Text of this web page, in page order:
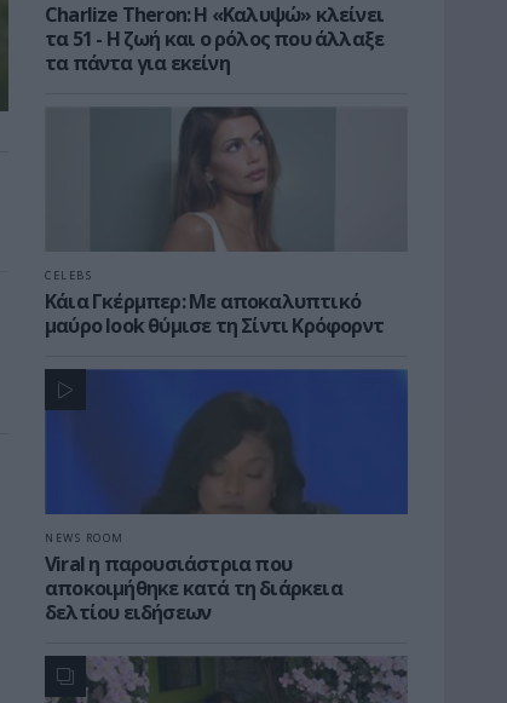
Charlize Theron: Η «Καλυψώ» κλείνει
τα 51 - H ζωή και ο ρόλος που άλλαξε
τα πάντα για εκείνη
CELEBS
Κάια Γκέρμπερ: Με αποκαλυπτικό
μαύρο look θύμισε τη Σίντι Κρόφορντ
NEWS ROOM
Viral η παρουσιάστρια που
αποκοιμήθηκε κατά τη διάρκεια
δελτίου ειδήσεων